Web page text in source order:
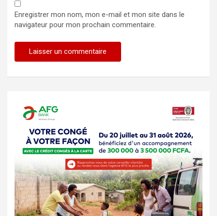
Enregistrer mon nom, mon e-mail et mon site dans le
navigateur pour mon prochain commentaire.